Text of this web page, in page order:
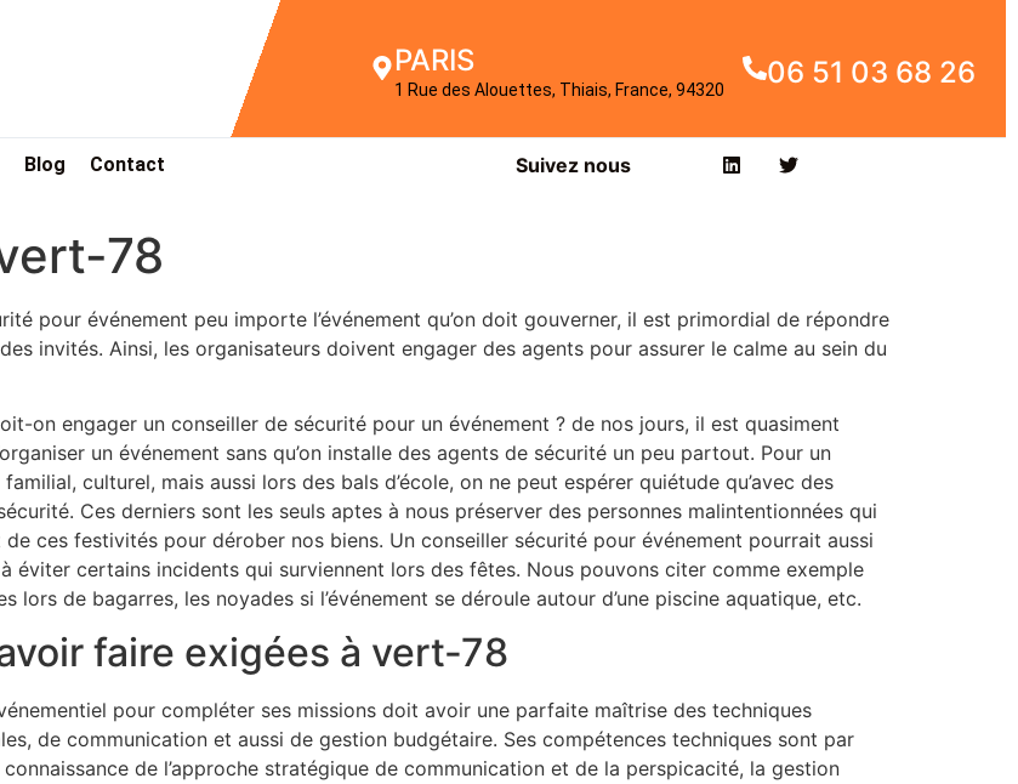
PARIS
1 Rue des Alouettes, Thiais, France, 94320 06 51 03 68 26
Blog Contact Suivez nous
78
pour événement peu importe l’événement qu’on doit gouverner, il est primordial de répondre
invités. Ainsi, les organisateurs doivent engager des agents pour assurer le calme au sein du
on engager un conseiller de sécurité pour un événement ? de nos jours, il est quasiment
un événement sans qu’on installe des agents de sécurité un peu partout. Pour un
culturel, mais aussi lors des bals d’école, on ne peut espérer quiétude qu’avec des
Ces derniers sont les seuls aptes à nous préserver des personnes malintentionnées qui
de ces festivités pour dérober nos biens. Un conseiller sécurité pour événement pourrait aussi
éviter certains incidents qui surviennent lors des fêtes. Nous pouvons citer comme exemple
lors de bagarres, les noyades si l’événement se déroule autour d’une piscine aquatique, etc.
faire exigées à vert-78
pour compléter ses missions doit avoir une parfaite maîtrise des techniques
de communication et aussi de gestion budgétaire. Ses compétences techniques sont par
de l’approche stratégique de communication et de la perspicacité, la gestion